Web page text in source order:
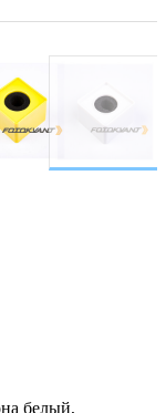
белый,